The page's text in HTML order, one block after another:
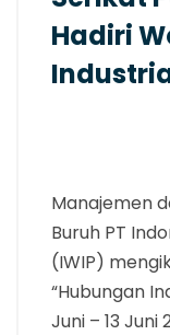
Hadiri
Manajemen
Buruh PT
(IWIP)
“Hubungan
Juni – 13